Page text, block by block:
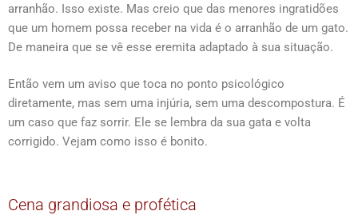
arranhão. Isso existe. Mas creio que das menores ingratidões
que um homem possa receber na vida é o arranhão de um gato.
De maneira que se vê esse eremita adaptado à sua situação.
Então vem um aviso que toca no ponto psicológico
diretamente, mas sem uma injúria, sem uma descompostura. É
um caso que faz sorrir. Ele se lembra da sua gata e volta
corrigido. Vejam como isso é bonito.
Cena grandiosa e profética